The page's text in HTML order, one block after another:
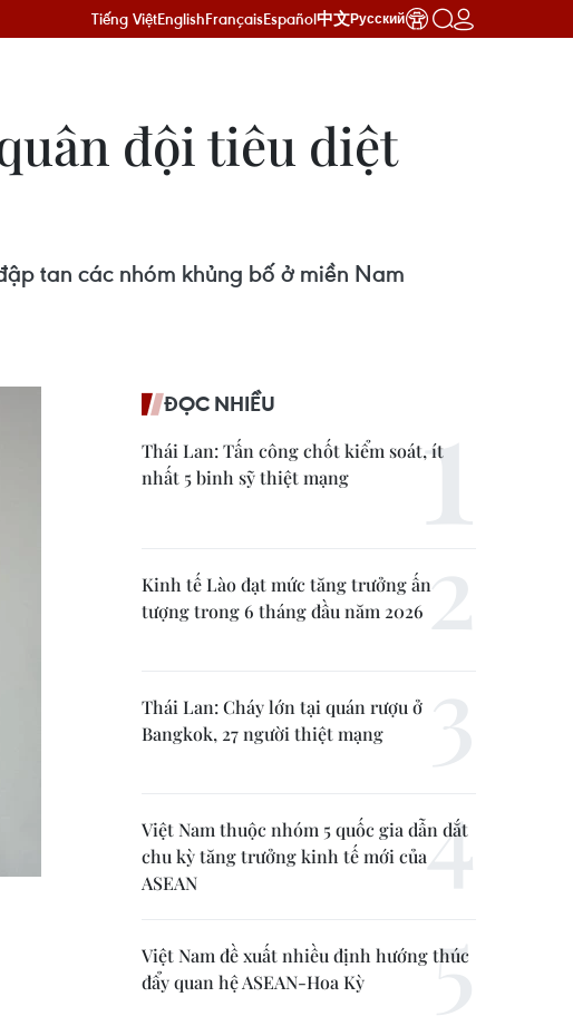
Tiếng ViệtEnglishFrançaisEspañol中文Русский
đội tiêu diệt
tan các nhóm khủng bố ở miền Nam
ĐỌC NHIỀU
Thái Lan: Tấn công chốt kiểm soát, ít
nhất 5 binh sỹ thiệt mạng
Kinh tế Lào đạt mức tăng trưởng ấn
tượng trong 6 tháng đầu năm 2026
Thái Lan: Cháy lớn tại quán rượu ở
Bangkok, 27 người thiệt mạng
Việt Nam thuộc nhóm 5 quốc gia dẫn dắt
chu kỳ tăng trưởng kinh tế mới của
ASEAN
Việt Nam đề xuất nhiều định hướng thúc
đẩy quan hệ ASEAN-Hoa Kỳ